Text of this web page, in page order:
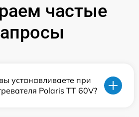
частые
устанавливаете при
Polaris TT 60V?